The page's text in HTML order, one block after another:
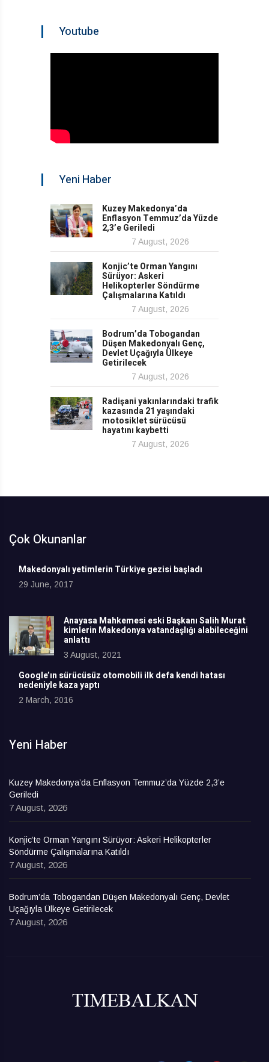
Youtube
Yeni Haber
Kuzey Makedonya’da
Enflasyon Temmuz’da Yüzde
2,3’e Geriledi
7 August, 2026
Konjic’te Orman Yangını
Sürüyor: Askeri
Helikopterler Söndürme
Çalışmalarına Katıldı
7 August, 2026
Bodrum’da Tobogandan
Düşen Makedonyalı Genç,
Devlet Uçağıyla Ülkeye
Getirilecek
7 August, 2026
Radişani yakınlarındaki trafik
kazasında 21 yaşındaki
motosiklet sürücüsü
hayatını kaybetti
7 August, 2026
Çok Okunanlar
Makedonyalı yetimlerin Türkiye gezisi başladı
29 June, 2017
Anayasa Mahkemesi eski Başkanı Salih Murat
kimlerin Makedonya vatandaşlığı alabileceğini
anlattı
3 August, 2021
Google’ın sürücüsüz otomobili ilk defa kendi hatası
nedeniyle kaza yaptı
2 March, 2016
Yeni Haber
Kuzey Makedonya’da Enflasyon Temmuz’da Yüzde 2,3’e
Geriledi
7 August, 2026
Konjic’te Orman Yangını Sürüyor: Askeri Helikopterler
Söndürme Çalışmalarına Katıldı
7 August, 2026
Bodrum’da Tobogandan Düşen Makedonyalı Genç, Devlet
Uçağıyla Ülkeye Getirilecek
7 August, 2026